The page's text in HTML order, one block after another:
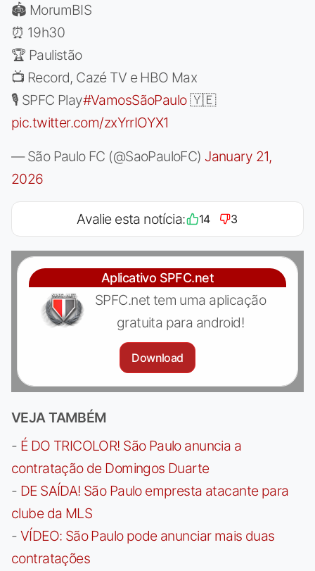
🏟️ MorumBIS
⏰ 19h30
🏆 Paulistão
📺 Record, Cazé TV e HBO Max
🎙️ SPFC Play#VamosSãoPaulo🇾🇪
pic.twitter.com/zxYrrIOYX1
— São Paulo FC (@SaoPauloFC) January 21,
2026
Avalie esta notícia: 14 3
Aplicativo SPFC.net
SPFC.net tem uma aplicação
gratuita para android!
Download
VEJA TAMBÉM
- É DO TRICOLOR! São Paulo anuncia a
contratação de Domingos Duarte
- DE SAÍDA! São Paulo empresta atacante para
clube da MLS
- VÍDEO: São Paulo pode anunciar mais duas
contratações